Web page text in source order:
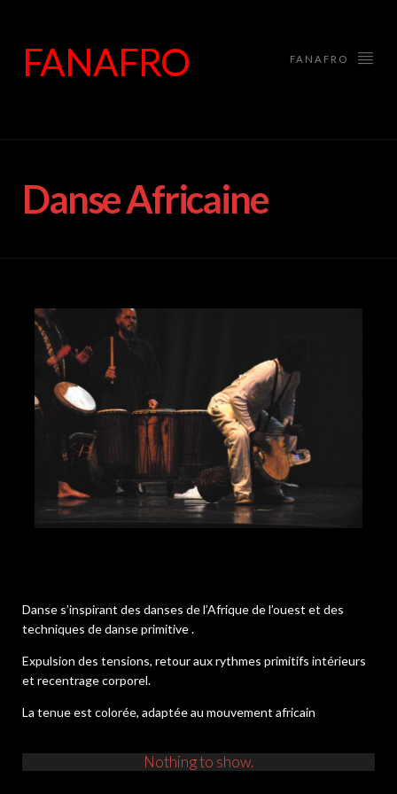
FANAFRO FANAFRO
Danse Africaine
Danse s’inspirant des danses de l’Afrique de l’ouest et des
techniques de danse primitive .
Expulsion des tensions, retour aux rythmes primitifs intérieurs
et recentrage corporel.
La tenue est colorée, adaptée au mouvement africain
Nothing to show.